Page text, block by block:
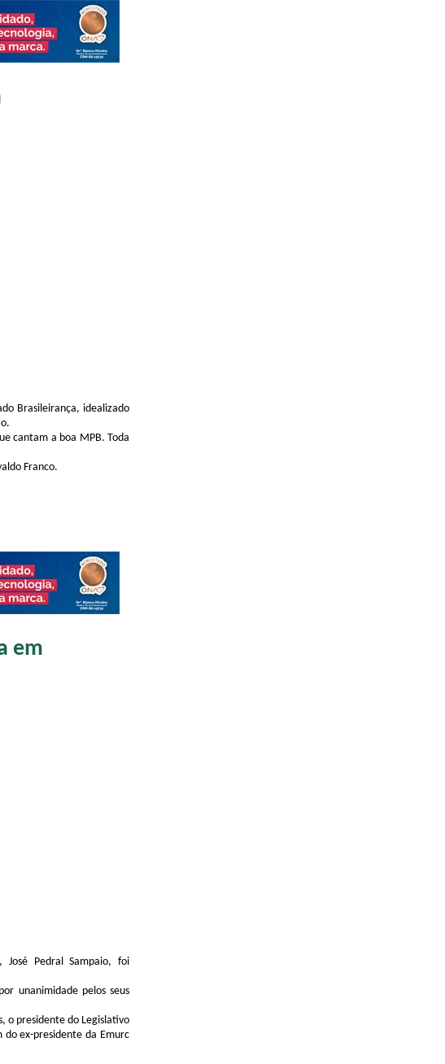
Brasileirança, idealizado
cantam a boa MPB. Toda
Franco.
em
Pedral Sampaio, foi
unanimidade pelos seus
o presidente do Legislativo
do ex-presidente da Emurc